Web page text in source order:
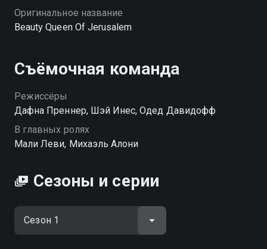
Оригинальное название
Beauty Queen Of Jerusalem
Съёмочная команда
Режиссёры
Дафна Преннер, Шэй Инес, Одед Давидофф
В главных ролях
Мали Леви, Михаэль Алони
Сезоны и серии